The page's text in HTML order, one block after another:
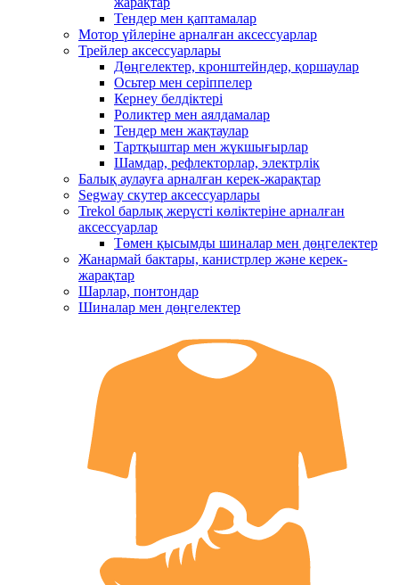
Тендер мен қаптамалар
Мотор үйлеріне арналған аксессуарлар
Трейлер аксессуарлары
Дөңгелектер, кронштейндер, қоршаулар
Осьтер мен серіппелер
Кернеу белдіктері
Роликтер мен аялдамалар
Тендер мен жақтаулар
Тартқыштар мен жүкшығырлар
Шамдар, рефлекторлар, электрлік
Балық аулауға арналған керек-жарақтар
Segway скутер аксессуарлары
Trekol барлық жерүсті көліктеріне арналған
аксессуарлар
Төмен қысымды шиналар мен дөңгелектер
Жанармай бактары, канистрлер және керек-
жарақтар
Шарлар, понтондар
Шиналар мен дөңгелектер